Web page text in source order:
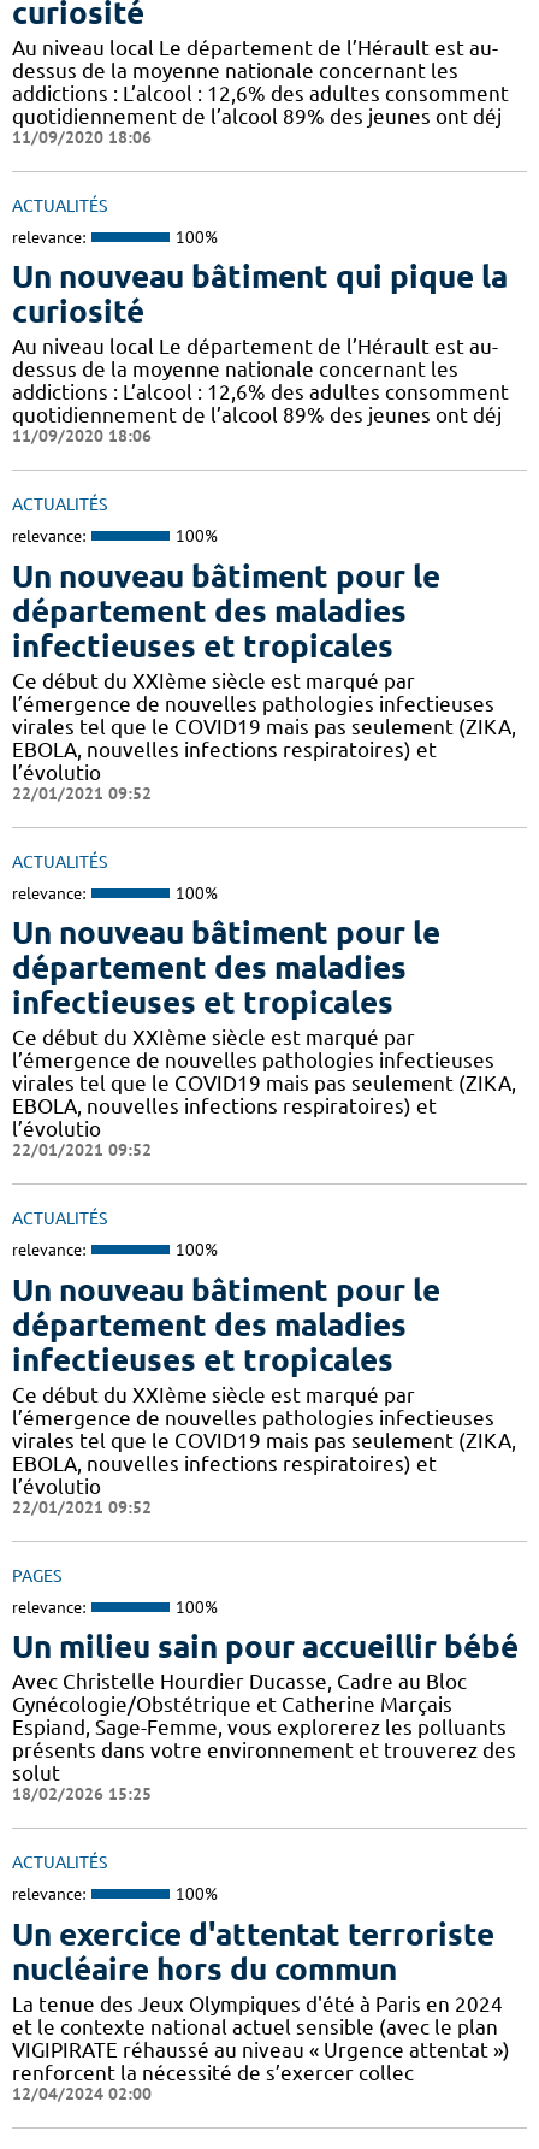
curiosité
Au niveau local Le département de l’Hérault est au-
dessus de la moyenne nationale concernant les
addictions : L’alcool : 12,6% des adultes consomment
quotidiennement de l’alcool 89% des jeunes ont déj
11/09/2020 18:06
ACTUALITÉS
relevance: 100%
Un nouveau bâtiment qui pique la
curiosité
Au niveau local Le département de l’Hérault est au-
dessus de la moyenne nationale concernant les
addictions : L’alcool : 12,6% des adultes consomment
quotidiennement de l’alcool 89% des jeunes ont déj
11/09/2020 18:06
ACTUALITÉS
relevance: 100%
Un nouveau bâtiment pour le
département des maladies
infectieuses et tropicales
Ce début du XXIème siècle est marqué par
l’émergence de nouvelles pathologies infectieuses
virales tel que le COVID19 mais pas seulement (ZIKA,
EBOLA, nouvelles infections respiratoires) et
l’évolutio
22/01/2021 09:52
ACTUALITÉS
relevance: 100%
Un nouveau bâtiment pour le
département des maladies
infectieuses et tropicales
Ce début du XXIème siècle est marqué par
l’émergence de nouvelles pathologies infectieuses
virales tel que le COVID19 mais pas seulement (ZIKA,
EBOLA, nouvelles infections respiratoires) et
l’évolutio
22/01/2021 09:52
ACTUALITÉS
relevance: 100%
Un nouveau bâtiment pour le
département des maladies
infectieuses et tropicales
Ce début du XXIème siècle est marqué par
l’émergence de nouvelles pathologies infectieuses
virales tel que le COVID19 mais pas seulement (ZIKA,
EBOLA, nouvelles infections respiratoires) et
l’évolutio
22/01/2021 09:52
PAGES
relevance: 100%
Un milieu sain pour accueillir bébé
Avec Christelle Hourdier Ducasse, Cadre au Bloc
Gynécologie/Obstétrique et Catherine Marçais
Espiand, Sage-Femme, vous explorerez les polluants
présents dans votre environnement et trouverez des
solut
18/02/2026 15:25
ACTUALITÉS
relevance: 100%
Un exercice d'attentat terroriste
nucléaire hors du commun
La tenue des Jeux Olympiques d'été à Paris en 2024
et le contexte national actuel sensible (avec le plan
VIGIPIRATE réhaussé au niveau « Urgence attentat »)
renforcent la nécessité de s’exercer collec
12/04/2024 02:00